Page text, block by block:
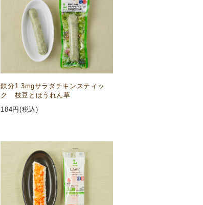
鉄分1.3mgサラダチキンスティッ
ク 枝豆とほうれん草
184円(税込)